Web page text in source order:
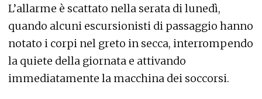
L’allarme è scattato nella serata di lunedì,
quando alcuni escursionisti di passaggio hanno
notato i corpi nel greto in secca, interrompendo
la quiete della giornata e attivando
immediatamente la macchina dei soccorsi.